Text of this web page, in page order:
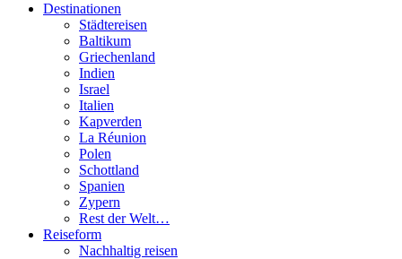
Destinationen
Städtereisen
Baltikum
Griechenland
Indien
Israel
Italien
Kapverden
La Réunion
Polen
Schottland
Spanien
Zypern
Rest der Welt…
Reiseform
Nachhaltig reisen